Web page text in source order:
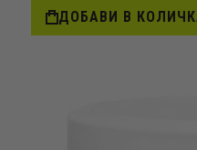
ДОБАВИ В